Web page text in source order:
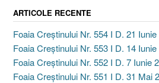
ARTICOLE RECENTE
Foaia Creștinului Nr. 554 I D. 21
Foaia Creștinului Nr. 553 I D. 14
Foaia Creștinului Nr. 552 I D. 7 Iunie
Foaia Creștinului Nr. 551 I D. 31 Mai